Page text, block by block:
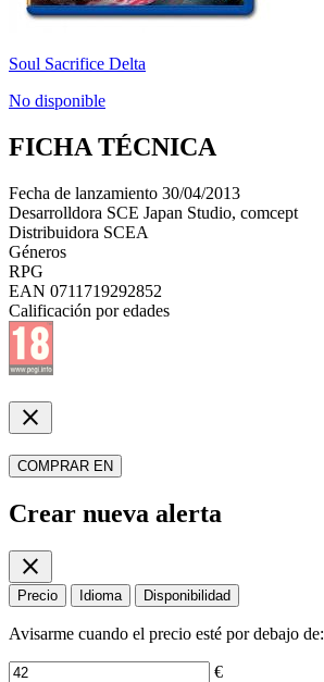
Soul Sacrifice Delta
No disponible
FICHA TÉCNICA
Fecha de lanzamiento 30/04/2013
Desarrolldora SCE Japan Studio, comcept
Distribuidora SCEA
Géneros
RPG
EAN 0711719292852
Calificación por edades
close
COMPRAR EN
Crear nueva alerta
close
Precio Idioma Disponibilidad
Avisarme cuando el precio esté por debajo de:
€